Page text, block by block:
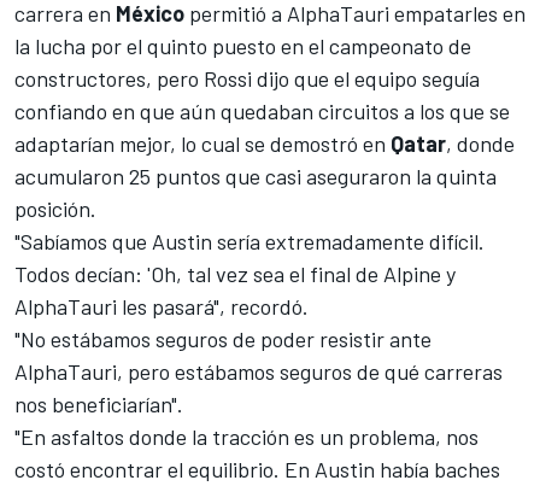
carrera en México permitió a AlphaTauri empatarles en
la lucha por el quinto puesto en el campeonato de
constructores, pero Rossi dijo que el equipo seguía
confiando en que aún quedaban circuitos a los que se
adaptarían mejor, lo cual se demostró en Qatar, donde
acumularon 25 puntos que casi aseguraron la quinta
posición.
"Sabíamos que Austin sería extremadamente difícil.
Todos decían: 'Oh, tal vez sea el final de Alpine y
AlphaTauri les pasará", recordó.
"No estábamos seguros de poder resistir ante
AlphaTauri, pero estábamos seguros de qué carreras
nos beneficiarían".
"En asfaltos donde la tracción es un problema, nos
costó encontrar el equilibrio. En Austin había baches